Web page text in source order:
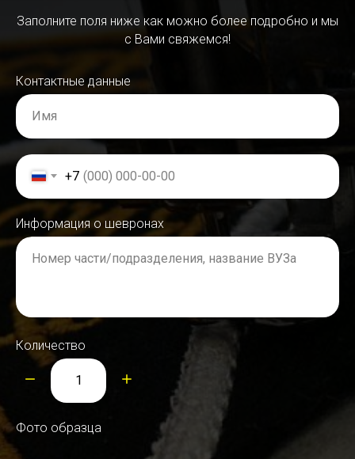
Заполните поля ниже как можно более подробно и мы
с Вами свяжемся!
Контактные данные
Имя
+7
Информация о шевронах
Номер части/подразделения, название ВУЗа
Количество
Фото образца